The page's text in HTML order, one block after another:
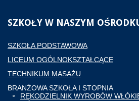
SZKOŁY W NASZYM
SZKOŁA PODSTAWOWA
LICEUM OGÓLNOKSZTAŁCĄCE
TECHNIKUM MASAŻU
BRANŻOWA SZKOŁA I STOPNIA
RĘKODZIELNIK WYROBÓW